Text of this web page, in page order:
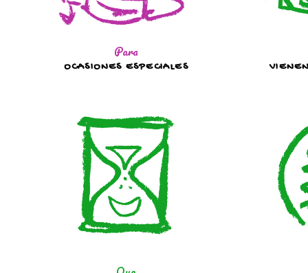
Para
OCASIONES ESPECIALES